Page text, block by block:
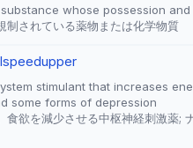
whose possession
制されている薬物または化学物質
speedupper
stimulant that increases
some forms of depression
食欲を減少させる中枢神経刺激薬;